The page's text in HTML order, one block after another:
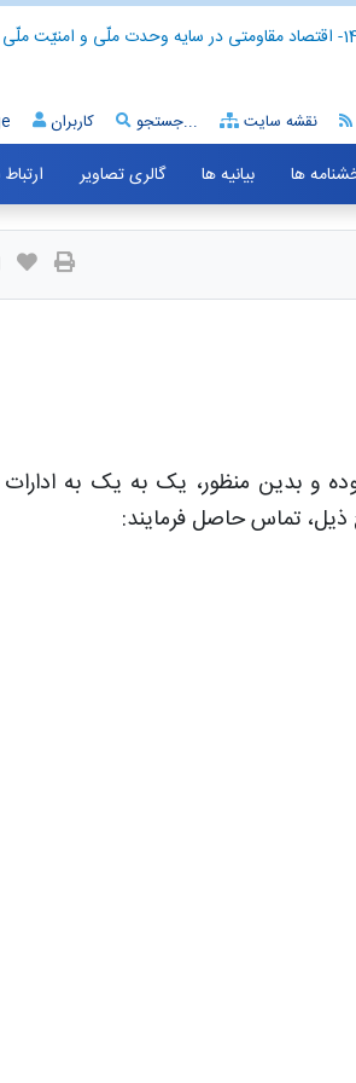
- اقتصاد مقاومتی در سایه وحدت ملّی و امنیّت
کاربران جستجو... نقشه سایت
ها بیانیه ها گالری تصاویر ارتباط
و بدین منظور، یک به یک به
ذیل، تماس حاصل فرمایند: